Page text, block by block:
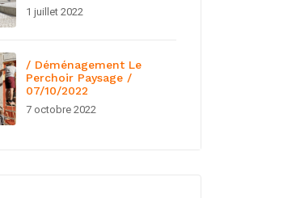
1 juillet 2022
/ Déménagement Le
Perchoir Paysage /
07/10/2022
7 octobre 2022